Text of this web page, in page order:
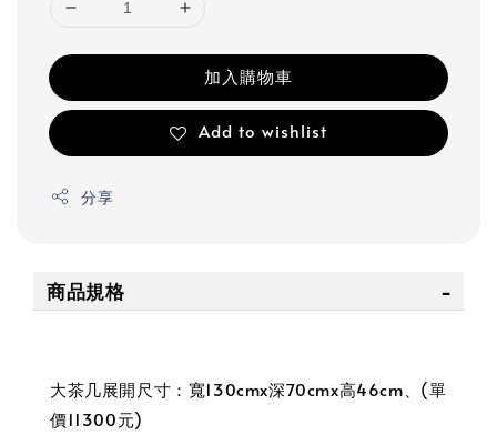
加入購物車
Add to wishlist
分享
商品規格
大茶几展開尺寸：寬130cmx深70cmx高46cm、(單
價11300元)